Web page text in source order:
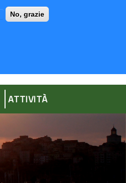
No, grazie
ATTIVITÀ